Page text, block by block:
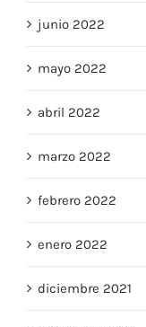
junio 2022
mayo 2022
abril 2022
marzo 2022
febrero 2022
enero 2022
diciembre 2021